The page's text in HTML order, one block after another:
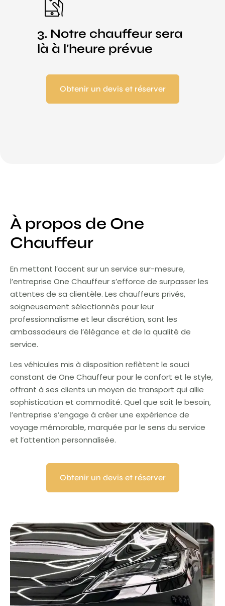
3. Notre chauffeur sera
là à l'heure prévue
Obtenir un devis et réserver
À propos de One
Chauffeur
En mettant l’accent sur un service sur-mesure,
l’entreprise One Chauffeur s’efforce de surpasser les
attentes de sa clientèle. Les chauffeurs privés,
soigneusement sélectionnés pour leur
professionnalisme et leur discrétion, sont les
ambassadeurs de l’élégance et de la qualité de
service.
Les véhicules mis à disposition reflètent le souci
constant de One Chauffeur pour le confort et le style,
offrant à ses clients un moyen de transport qui allie
sophistication et commodité. Quel que soit le besoin,
l’entreprise s’engage à créer une expérience de
voyage mémorable, marquée par le sens du service
et l’attention personnalisée.
Obtenir un devis et réserver